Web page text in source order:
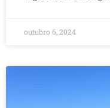
outubro 6, 2024